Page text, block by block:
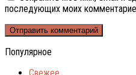
последующих моих
Популярное